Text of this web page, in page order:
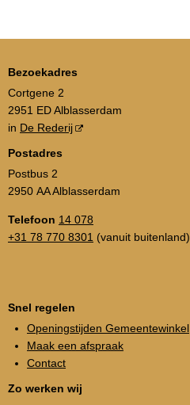
Bezoekadres
Cortgene 2
2951 ED Alblasserdam
in De Rederij
Postadres
Postbus 2
2950 AA Alblasserdam
Telefoon 14 078
+31 78 770 8301 (vanuit buitenland)
Snel regelen
Openingstijden Gemeentewinkel
Maak een afspraak
Contact
Zo werken wij